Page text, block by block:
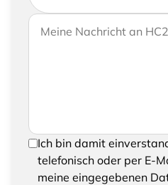
Wenn Sie uns weitere
lassen möchten, können
Ihre Nachricht an HC24
Um Ihre Anfrage senden
Sie bitte das Speichern
eingegebenen Daten
Ich bin damit
telefonisch oder per E-
meine eingegebenen